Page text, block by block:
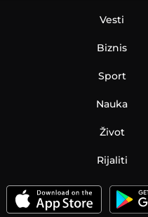
Vesti
Biznis
Sport
Nauka
Život
Rijaliti